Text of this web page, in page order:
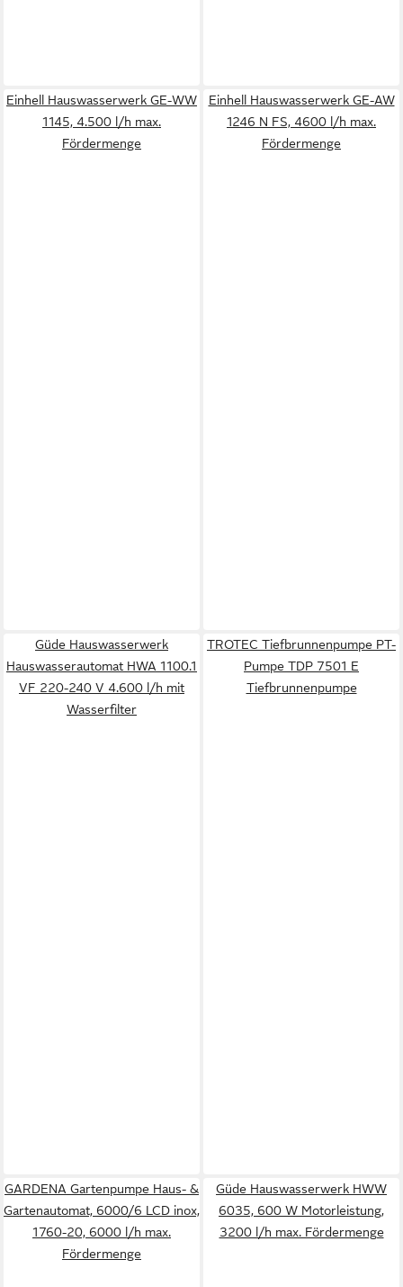
Einhell Hauswasserwerk GE-WW
1145, 4.500 l/h max.
Fördermenge
Einhell Hauswasserwerk GE-AW
1246 N FS, 4600 l/h max.
Fördermenge
Güde Hauswasserwerk
Hauswasserautomat HWA 1100.1
VF 220-240 V 4.600 l/h mit
Wasserfilter
TROTEC Tiefbrunnenpumpe PT-
Pumpe TDP 7501 E
Tiefbrunnenpumpe
GARDENA Gartenpumpe Haus- &
Gartenautomat, 6000/6 LCD inox,
1760-20, 6000 l/h max.
Fördermenge
Güde Hauswasserwerk HWW
6035, 600 W Motorleistung,
3200 l/h max. Fördermenge